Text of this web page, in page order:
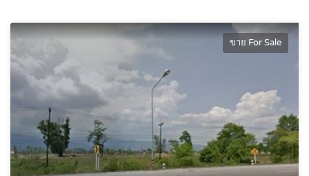
ขาย For Sale